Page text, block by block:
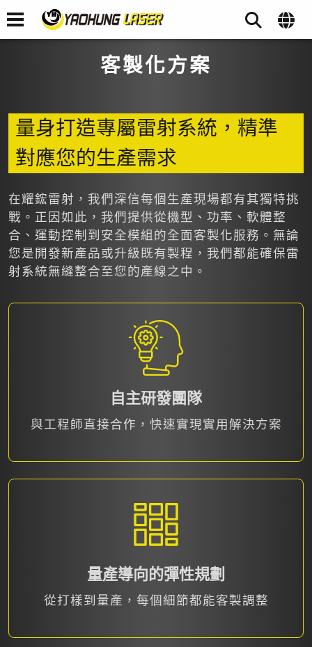
客製化方案
量身打造專屬雷射系統，精準
對應您的生產需求
在耀鋐雷射，我們深信每個生產現場都有其獨特挑
戰。正因如此，我們提供從機型、功率、軟體整
合、運動控制到安全模組的全面客製化服務。無論
您是開發新產品或升級既有製程，我們都能確保雷
射系統無縫整合至您的產線之中。
自主研發團隊
與工程師直接合作，快速實現實用解決方案
量產導向的彈性規劃
從打樣到量產，每個細節都能客製調整